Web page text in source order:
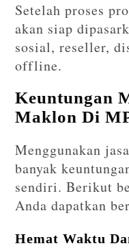
Setelah proses
akan siap
sosial, reseller,
offline.
Keuntungan
Maklon Di
Menggunakan
banyak
sendiri. Berikut
Anda dapatkan
Hemat Waktu